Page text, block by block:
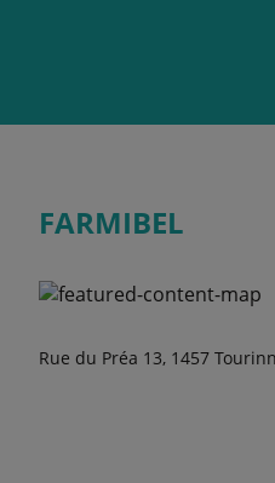
FARMIBEL
Rue du Préa 13, 1457